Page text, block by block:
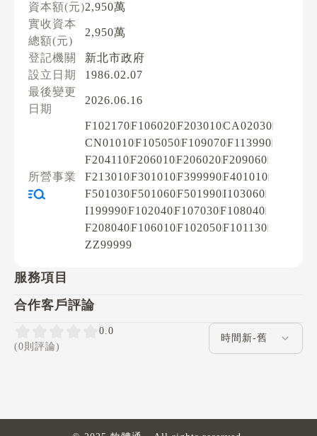
資本額(元)2,950萬
實收資本
總額(元)
2,950萬
登記機關
新北市政府
設立日期
1986.02.07
最後變更
日期
2026.06.16
所營事業
F102170F106020F203010CA02030
CN01010F105050F109070F113990
F204110F206010F206020F209060
F213010F301010F399990F401010
F501030F501060F501990I103060
I199990F102040F107030F108040
F208040F106010F102050F101130
ZZ99999
服務項目
合作客戶評論
0.0
(0則評論)
評論排序